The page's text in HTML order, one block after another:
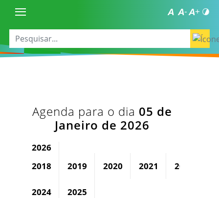
Agenda para o dia 05 de
Janeiro de 2026
2026
2018
2019 2020 2021 2022
2024 2025